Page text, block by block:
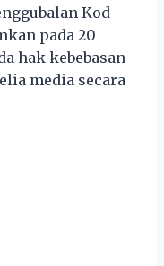
Kod
pada 20
hak kebebasan
media secara